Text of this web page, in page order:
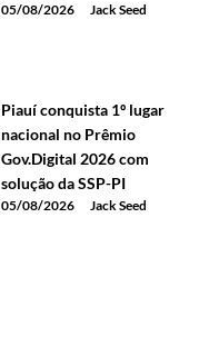
05/08/2026 Jack Seed
Piauí conquista 1º lugar
nacional no Prêmio
Gov.Digital 2026 com
solução da SSP-PI
05/08/2026 Jack Seed